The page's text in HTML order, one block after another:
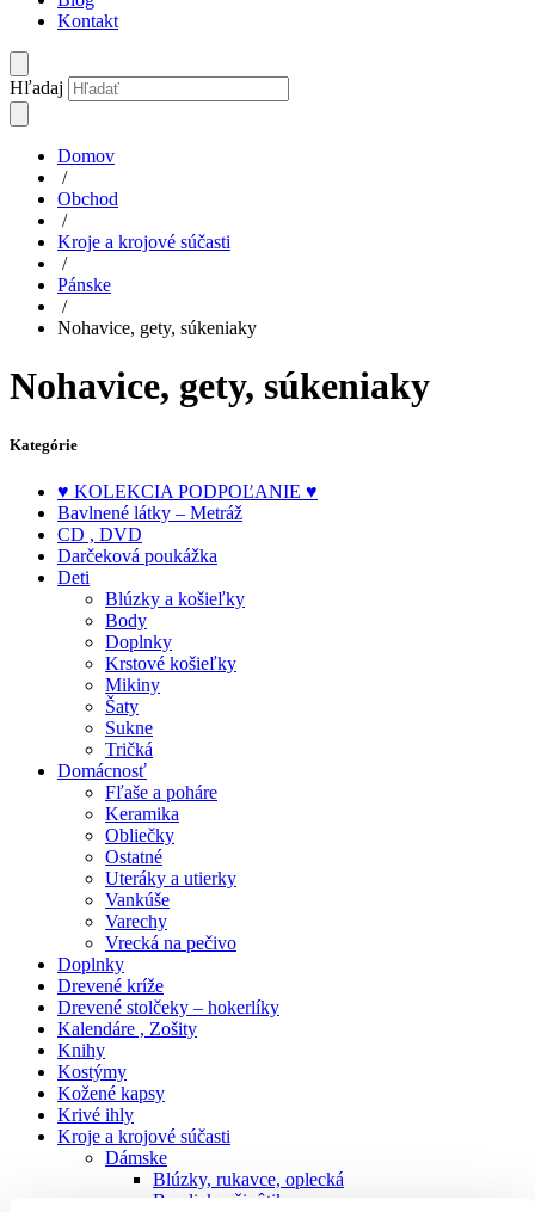
Kontakt
Hľadaj
Domov
/
Obchod
/
Kroje a krojové súčasti
/
Pánske
/
Nohavice, gety, súkeniaky
Nohavice, gety, súkeniaky
Kategórie
♥ KOLEKCIA PODPOĽANIE ♥
Bavlnené látky – Metráž
CD , DVD
Darčeková poukážka
Deti
Blúzky a košieľky
Body
Doplnky
Krstové košieľky
Mikiny
Šaty
Sukne
Tričká
Domácnosť
Fľaše a poháre
Keramika
Obliečky
Ostatné
Uteráky a utierky
Vankúše
Varechy
Vrecká na pečivo
Doplnky
Drevené kríže
Drevené stolčeky – hokerlíky
Kalendáre , Zošity
Knihy
Kostýmy
Kožené kapsy
Krivé ihly
Kroje a krojové súčasti
Dámske
Blúzky, rukavce, oplecká
Brusliaky, živôtiky